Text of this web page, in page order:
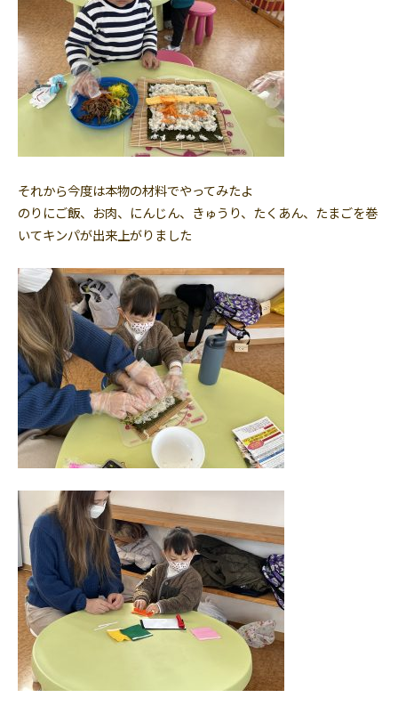
それから今度は本物の材料でやってみたよ
のりにご飯、お肉、にんじん、きゅうり、たくあん、たまごを巻
いてキンパが出来上がりました